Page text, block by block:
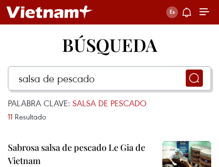
BÚSQUEDA
PALABRA CLAVE: SALSA DE PESCADO
11 Resultado
Sabrosa salsa de pescado Le Gia de
Vietnam